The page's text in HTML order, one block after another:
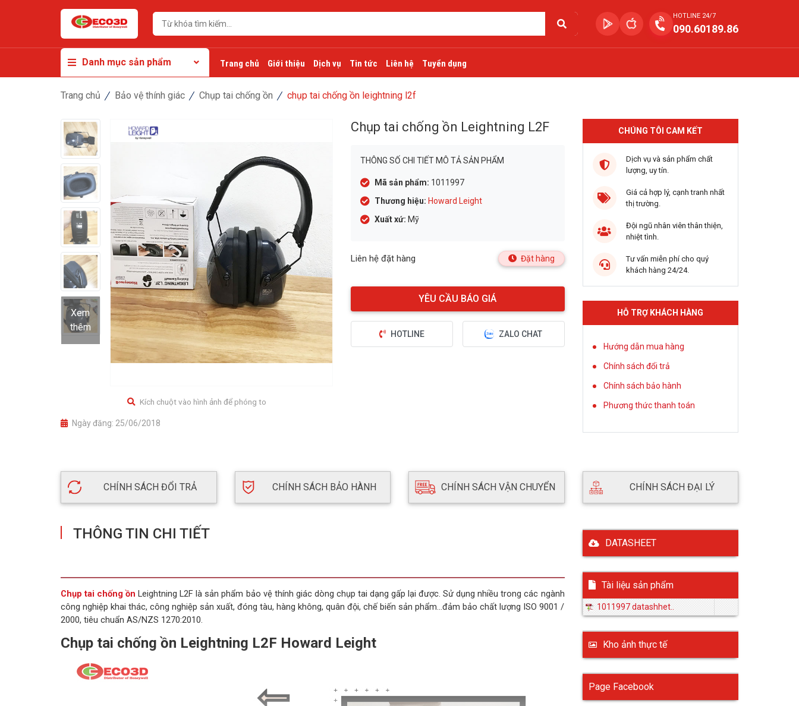
HOTLINE 24/7
090.60189.86
Danh mục sản phẩm Trang chủ Giới thiệu Dịch vụ Tin tức Liên hệ Tuyển dụng
Trang chủ Bảo vệ thính giác Chụp tai chống ồn chụp tai chống ồn leightning l2f
Xem
thêm
Kích chuột vào hình ảnh để phóng to
Ngày đăng: 25/06/2018
Chụp tai chống ồn Leightning L2F
THÔNG SỐ CHI TIẾT MÔ TẢ SẢN PHẨM
Mã sản phẩm: 1011997
Thương hiệu: Howard Leight
Xuất xứ: Mỹ
Liên hệ đặt hàng Đặt hàng
HOTLINE ZALO CHAT
CHÚNG TÔI CAM KẾT
Dịch vụ và sản phẩm chất
lượng, uy tín.
Giá cả hợp lý, cạnh tranh nhất
thị trường.
Đội ngũ nhân viên thân thiện,
nhiệt tình.
Tư vấn miễn phí cho quý
khách hàng 24/24.
HỖ TRỢ KHÁCH HÀNG
Hướng dẫn mua hàng
Chính sách đổi trả
Chính sách bảo hành
Phương thức thanh toán
CHÍNH SÁCH ĐỔI TRẢ CHÍNH SÁCH BẢO HÀNH CHÍNH SÁCH VẬN CHUYỂN CHÍNH SÁCH ĐẠI LÝ
THÔNG TIN CHI TIẾT
Chụp tai chống ồn Leightning L2F là sản phẩm bảo vệ thính giác dòng chụp tai dạng gấp lại được. Sử dụng nhiều trong các ngành
công nghiệp khai thác, công nghiệp sản xuất, đóng tàu, hàng không, quân đội, chế biến sản phẩm...đảm bảo chất lượng ISO 9001 /
2000, tiêu chuẩn AS/NZS 1270:2010.
Chụp tai chống ồn Leightning L2F Howard Leight
DATASHEET
Tài liệu sản phẩm
1011997 datashhet..
Kho ảnh thực tế
Page Facebook